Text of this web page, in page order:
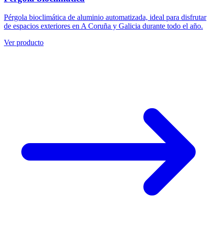
Pérgola bioclimática de aluminio automatizada, ideal para disfrutar
de espacios exteriores en A Coruña y Galicia durante todo el año.
Ver producto